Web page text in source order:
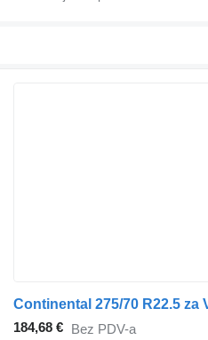
Continental 275/70 R22.5 za
184,68 € Bez PDV-a